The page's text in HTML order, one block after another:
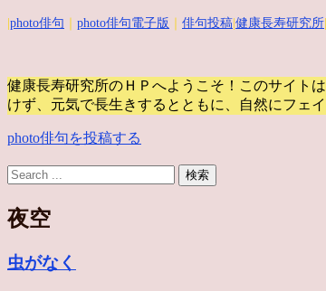
photo俳句 photo俳句電子版 俳句投稿 健康長寿研究所
健康長寿研究所のＨＰへようこそ！このサイト
けず、元気で長生きするとともに、自然にフェ
photo俳句を投稿する
夜空
虫がなく